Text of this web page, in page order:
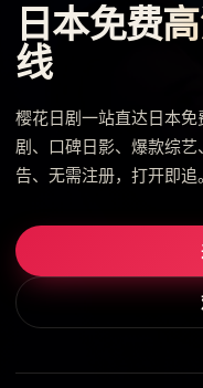
日本免费
线
樱花日剧一站直达日本
剧、口碑日影、爆款综
告、无需注册，打开即追。